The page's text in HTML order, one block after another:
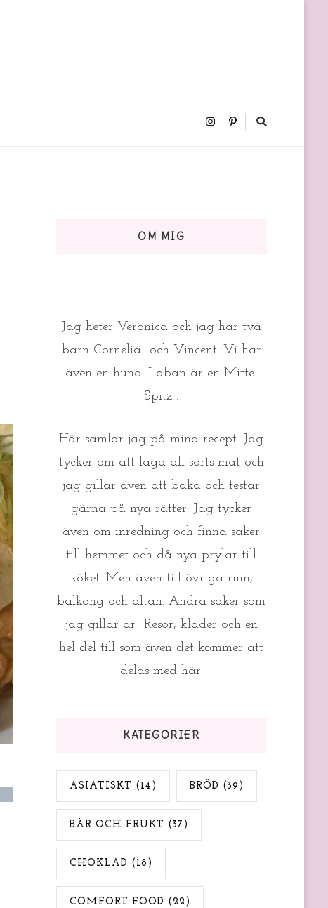
OM MIG
Jag heter Veronica och jag har två
barn Cornelia och Vincent. Vi har
även en hund. Laban är en Mittel
Spitz .
Här samlar jag på mina recept. Jag
tycker om att laga all sorts mat och
jag gillar även att baka och testar
gärna på nya rätter. Jag tycker
även om inredning och finna saker
till hemmet och då nya prylar till
köket. Men även till övriga rum,
balkong och altan. Andra saker som
jag gillar är Resor, kläder och en
hel del till som även det kommer att
delas med här.
KATEGORIER
ASIATISKT (14) BRÖD (39)
BÄR OCH FRUKT (37)
CHOKLAD (18)
COMFORT FOOD (22)